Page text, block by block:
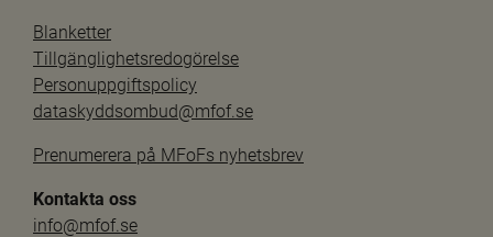
Blanketter
Tillgänglighetsredogörelse
Personuppgiftspolicy
dataskyddsombud@mfof.se
Prenumerera på MFoFs nyhetsbrev
Kontakta oss
info@mfof.se